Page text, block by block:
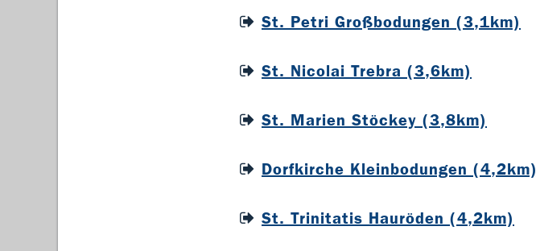
St. Petri Großbodungen (3,1km)
St. Nicolai Trebra (3,6km)
St. Marien Stöckey (3,8km)
Dorfkirche Kleinbodungen (4,2km)
St. Trinitatis Hauröden (4,2km)